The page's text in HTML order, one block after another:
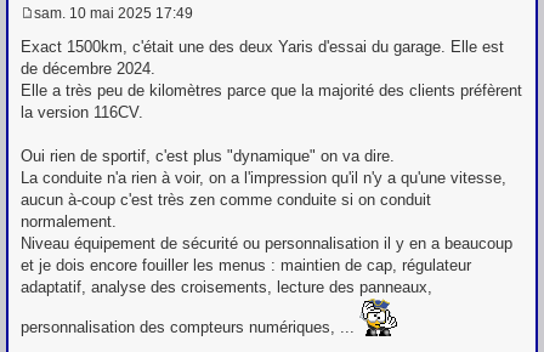
e
s
a
g
sam. 10 mai 2025 17:49
Exact 1500km, c'était une des deux Yaris d'essai du garage. Elle est
de décembre 2024.
Elle a très peu de kilomètres parce que la majorité des clients préfèrent
la version 116CV.
Oui rien de sportif, c'est plus "dynamique" on va dire.
La conduite n'a rien à voir, on a l'impression qu'il n'y a qu'une vitesse,
aucun à-coup c'est très zen comme conduite si on conduit
normalement.
Niveau équipement de sécurité ou personnalisation il y en a beaucoup
et je dois encore fouiller les menus : maintien de cap, régulateur
adaptatif, analyse des croisements, lecture des panneaux,
personnalisation des compteurs numériques, ...